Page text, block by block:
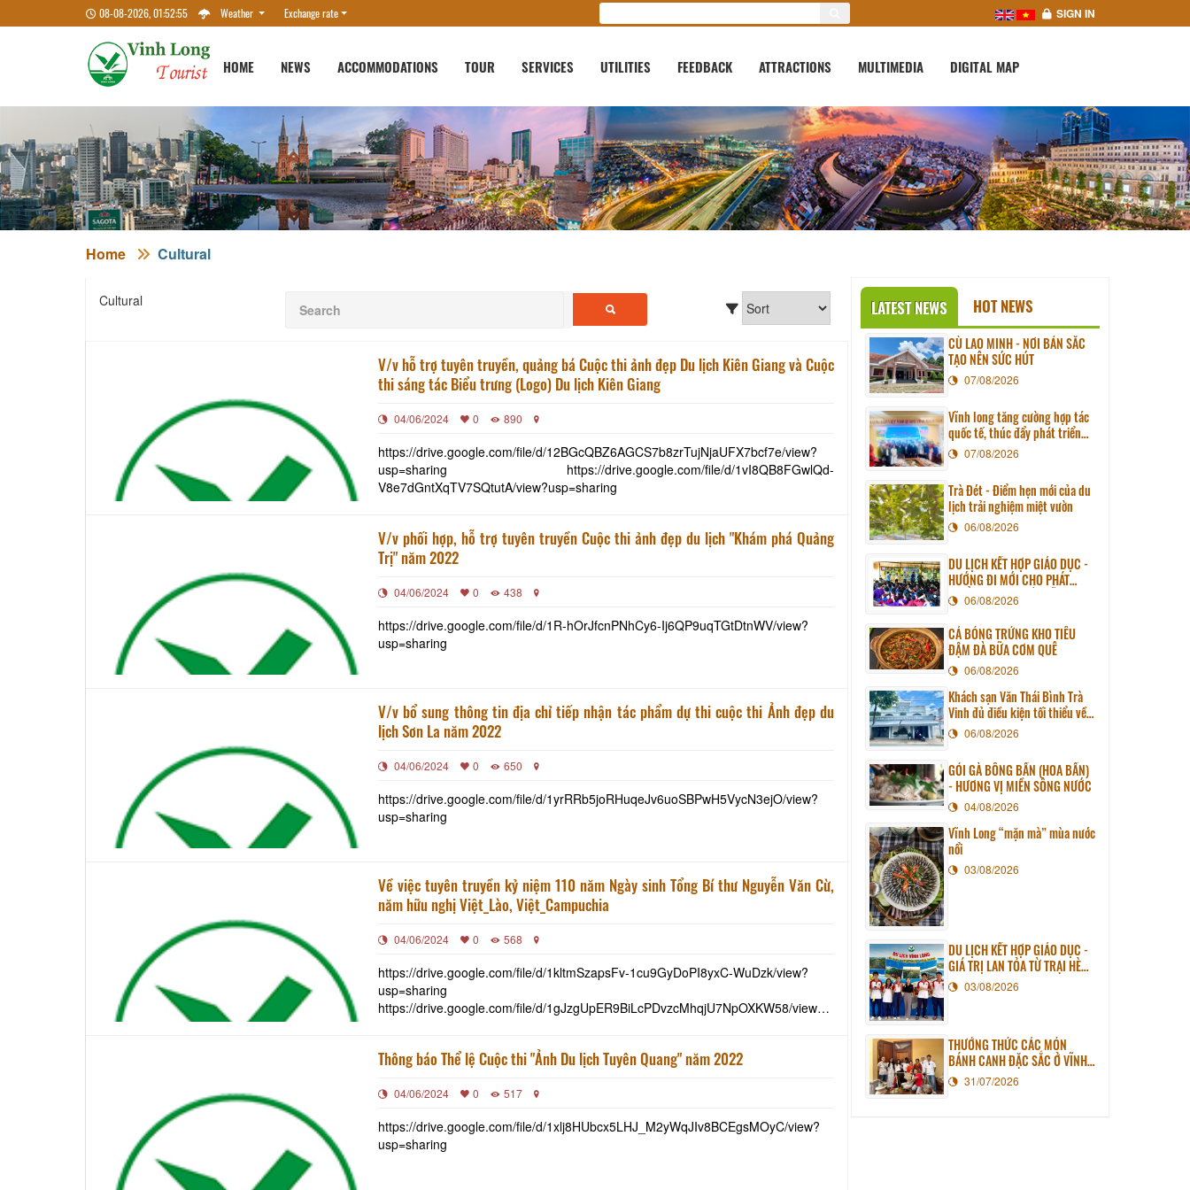
08-08-2026, 01:52:56 Weather Exchange rate SIGN IN
HOME NEWS ACCOMMODATIONS TOUR SERVICES UTILITIES FEEDBACK ATTRACTIONS MULTIMEDIA DIGITAL MAP
Home Cultural
Cultural
V/v hỗ trợ tuyên truyền, quảng bá Cuộc thi ảnh đẹp Du lịch Kiên Giang và Cuộc
thi sáng tác Biểu trưng (Logo) Du lịch Kiên Giang
04/06/2024 0 890
https://drive.google.com/file/d/12BGcQBZ6AGCS7b8zrTujNjaUFX7bcf7e/view?
usp=sharing https://drive.google.com/file/d/1vI8QB8FGwlQd-
V8e7dGntXqTV7SQtutA/view?usp=sharing
V/v phối hợp, hỗ trợ tuyên truyền Cuộc thi ảnh đẹp du lịch "Khám phá Quảng
Trị" năm 2022
04/06/2024 0 438
https://drive.google.com/file/d/1R-hOrJfcnPNhCy6-Ij6QP9uqTGtDtnWV/view?
usp=sharing
V/v bổ sung thông tin địa chỉ tiếp nhận tác phẩm dự thi cuộc thi Ảnh đẹp du
lịch Sơn La năm 2022
04/06/2024 0 650
https://drive.google.com/file/d/1yrRRb5joRHuqeJv6uoSBPwH5VycN3ejO/view?
usp=sharing
Về việc tuyên truyền kỷ niệm 110 năm Ngày sinh Tổng Bí thư Nguyễn Văn Cừ,
năm hữu nghị Việt_Lào, Việt_Campuchia
04/06/2024 0 568
https://drive.google.com/file/d/1kltmSzapsFv-1cu9GyDoPI8yxC-WuDzk/view?
usp=sharing
https://drive.google.com/file/d/1gJzgUpER9BiLcPDvzcMhqjU7NpOXKW58/view?
Thông báo Thể lệ Cuộc thi "Ảnh Du lịch Tuyên Quang" năm 2022
04/06/2024 0 517
https://drive.google.com/file/d/1xlj8HUbcx5LHJ_M2yWqJIv8BCEgsMOyC/view?
usp=sharing
LATEST NEWS HOT NEWS
CÙ LAO MINH - NƠI BẢN SẮC
TẠO NÊN SỨC HÚT
07/08/2026
Vĩnh long tăng cường hợp tác
quốc tế, thúc đẩy phát triển
du lịch qua chương trình làm
việc với đoàn công tác huyện
Sunchang (Hàn quốc)
07/08/2026
Trà Đét - Điểm hẹn mới của du
lịch trải nghiệm miệt vườn
06/08/2026
DU LỊCH KẾT HỢP GIÁO DỤC -
HƯỚNG ĐI MỚI CHO PHÁT
TRIỂN DU LỊCH BỀN VỮNG
06/08/2026
CÁ BÓNG TRỨNG KHO TIÊU
ĐẬM ĐÀ BỮA CƠM QUÊ
06/08/2026
Khách sạn Văn Thái Bình Trà
Vinh đủ điều kiện tối thiểu về
cơ sở vật chất kỹ thuật và dịch
vụ của cơ sở lưu trú du lịch
06/08/2026
GỎI GÀ BÔNG BẦN (HOA BẦN)
- HƯƠNG VỊ MIỀN SÔNG NƯỚC
04/08/2026
Vĩnh Long “mặn mà” mùa nước
nổi
03/08/2026
DU LỊCH KẾT HỢP GIÁO DỤC -
GIÁ TRỊ LAN TỎA TỪ TRẠI HÈ
PHƯƠNG NAM NĂM 2026
03/08/2026
THƯỞNG THỨC CÁC MÓN
BÁNH CANH ĐẶC SẮC Ở VĨNH
LONG31/07/2026